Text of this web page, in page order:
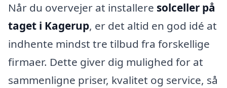
Når du overvejer at installere solceller på
taget i Kagerup, er det altid en god idé at
indhente mindst tre tilbud fra forskellige
firmaer. Dette giver dig mulighed for at
sammenligne priser, kvalitet og service, så